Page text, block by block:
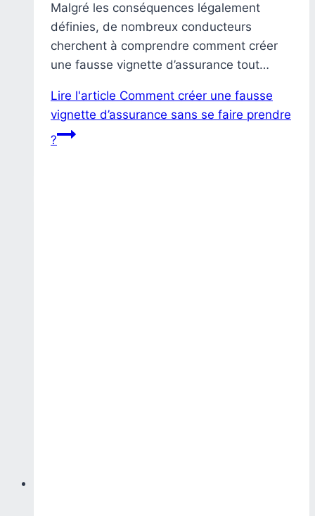
Malgré les conséquences légalement
définies, de nombreux conducteurs
cherchent à comprendre comment créer
une fausse vignette d’assurance tout…
Lire l'article Comment créer une fausse
vignette d’assurance sans se faire prendre
?